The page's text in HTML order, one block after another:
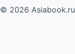
© 2026 Asiabook.ru